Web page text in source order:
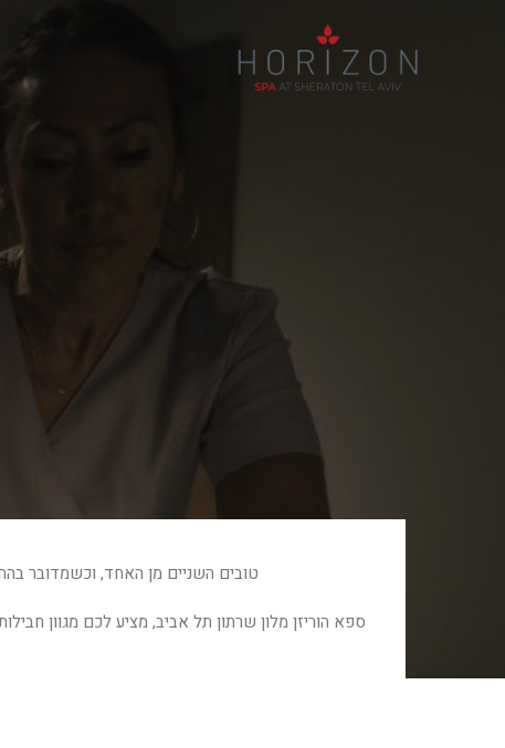
טובים השניים מן האחד, וכשמדובר
ספא הוריזן מלון שרתון תל אביב, מציע לכם מגוון